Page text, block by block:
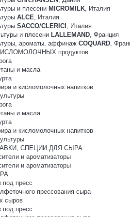
и плесени MICROMILK, Италия
ALCE, Италия
SACCO/CLERICI , Италия
и плесени LALLEMAND, Франция
ароматы, аффинаж COQUARD,
продуктов
и масла
и кисломолочных напитков
и масла
и кисломолочных напитков
СПЕЦИИ ДЛЯ СЫРА
и ароматизаторы
и ароматизаторы
пресс
прессования сыра
сыров
пресс